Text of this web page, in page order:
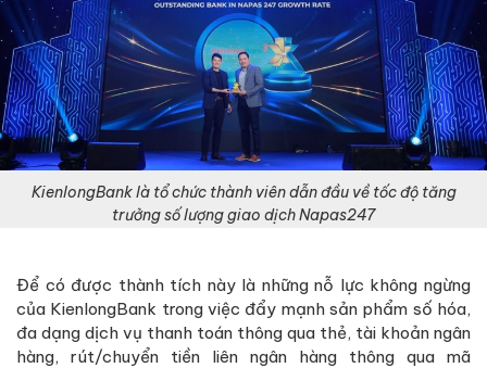
KienlongBank là tổ chức thành viên dẫn đầu về tốc độ tăng
trưởng số lượng giao dịch Napas247
Để có được thành tích này là những nỗ lực không ngừng
của KienlongBank trong việc đẩy mạnh sản phẩm số hóa,
đa dạng dịch vụ thanh toán thông qua thẻ, tài khoản ngân
hàng, rút/chuyển tiền liên ngân hàng thông qua mã